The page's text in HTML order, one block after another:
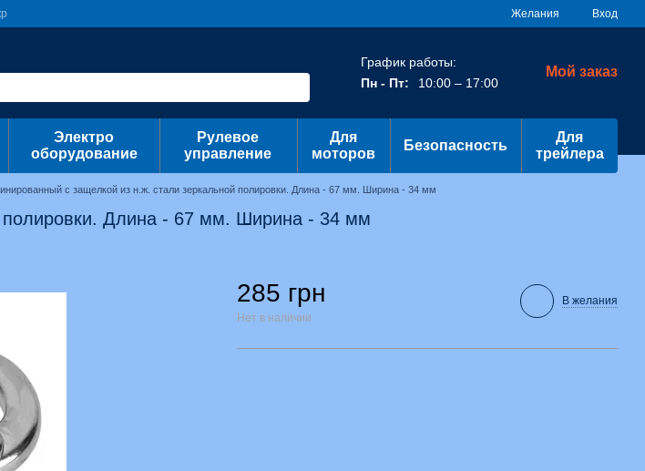
Желания Вход
График работы:
Пн - Пт:
10:00 – 17:00
Мой заказ
Электро
оборудование
Рулевое
управление
Для
моторов
Безопасность
Для
трейлера
с защелкой из н.ж. стали зеркальной полировки. Длина - 67 мм. Ширина - 34 мм
полировки. Длина - 67 мм. Ширина - 34 мм
285 грн
Нет в наличии
В желания